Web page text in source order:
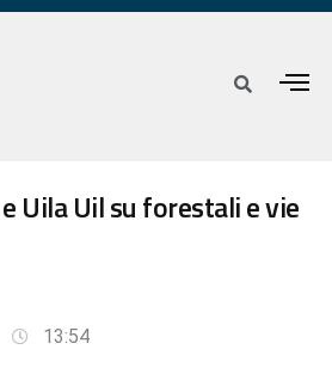
Uila Uil su forestali e vie
13:54